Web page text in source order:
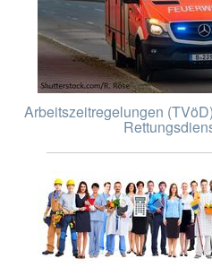
Arbeitszeitregelungen